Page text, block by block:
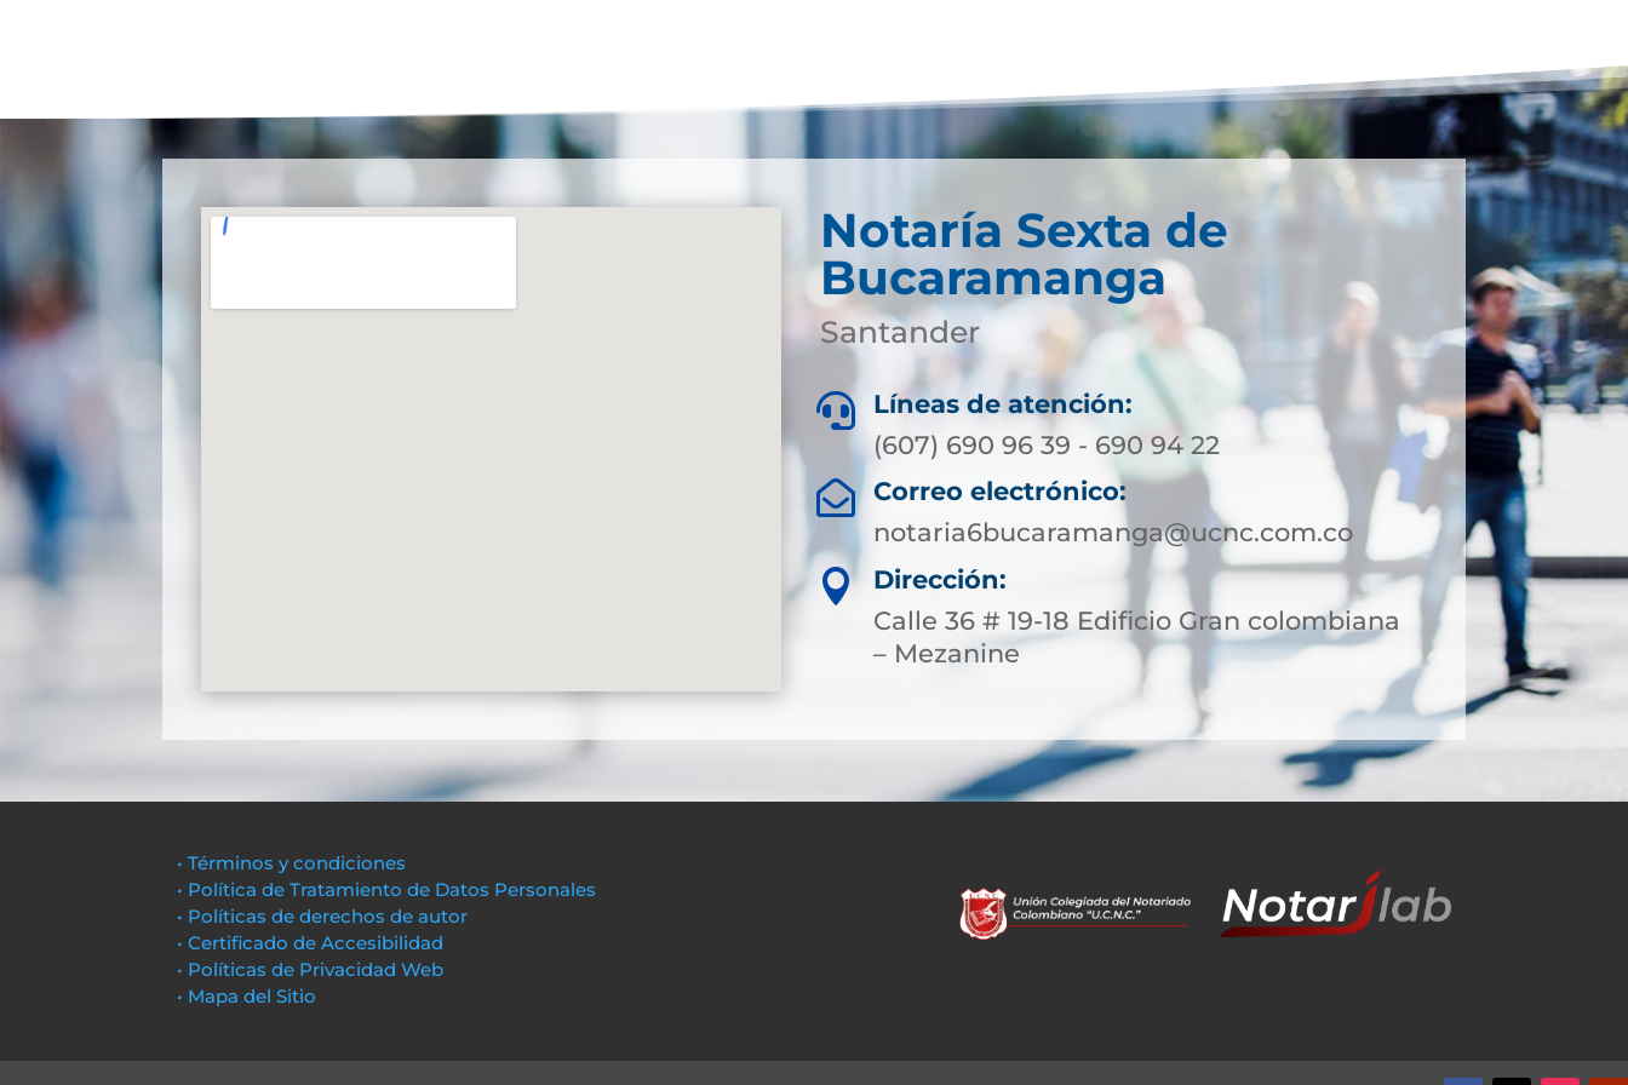
Notaría Sexta de
Bucaramanga
Santander

Líneas de atención:
(607) 690 96 39 - 690 94 22

Correo electrónico:
notaria6bucaramanga@ucnc.com.co

Dirección:
Calle 36 # 19-18 Edificio Gran colombiana
– Mezanine
• Términos y condiciones
• Política de Tratamiento de Datos Personales
• Políticas de derechos de autor
• Certificado de Accesibilidad
• Políticas de Privacidad Web
• Mapa del Sitio